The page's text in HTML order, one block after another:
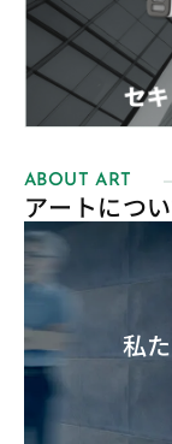
ABOUT ART
アートにつ
私